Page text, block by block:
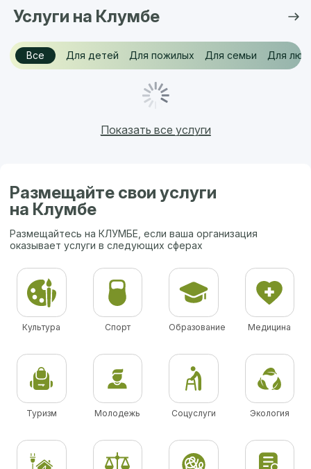
Услуги на Клумбе
Все Для детей Для пожилых Для семьи Для
Показать все услуги
Размещайте свои услуги
на Клумбе
Размещайтесь на КЛУМБЕ, если ваша организация
оказывает услуги в следующих сферах
Культура Спорт Образование Медицина
Туризм Молодежь Соцуслуги Экология